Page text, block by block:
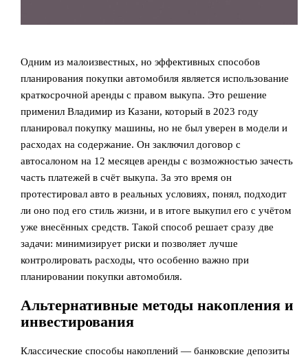
Одним из малоизвестных, но эффективных способов
планирования покупки автомобиля является использование
краткосрочной аренды с правом выкупа. Это решение
применил Владимир из Казани, который в 2023 году
планировал покупку машины, но не был уверен в модели и
расходах на содержание. Он заключил договор с
автосалоном на 12 месяцев аренды с возможностью зачесть
часть платежей в счёт выкупа. За это время он
протестировал авто в реальных условиях, понял, подходит
ли оно под его стиль жизни, и в итоге выкупил его с учётом
уже внесённых средств. Такой способ решает сразу две
задачи: минимизирует риски и позволяет лучше
контролировать расходы, что особенно важно при
планировании покупки автомобиля.
Альтернативные методы накопления и
инвестирования
Классические способы накоплений — банковские депозиты